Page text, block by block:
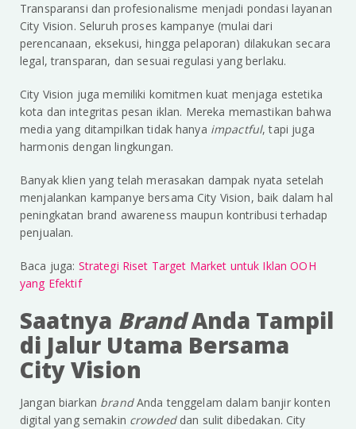
Transparansi dan profesionalisme menjadi pondasi layanan
City Vision. Seluruh proses kampanye (mulai dari
perencanaan, eksekusi, hingga pelaporan) dilakukan secara
legal, transparan, dan sesuai regulasi yang berlaku.
City Vision juga memiliki komitmen kuat menjaga estetika
kota dan integritas pesan iklan. Mereka memastikan bahwa
media yang ditampilkan tidak hanya impactful, tapi juga
harmonis dengan lingkungan.
Banyak klien yang telah merasakan dampak nyata setelah
menjalankan kampanye bersama City Vision, baik dalam hal
peningkatan brand awareness maupun kontribusi terhadap
penjualan.
Baca juga: Strategi Riset Target Market untuk Iklan OOH
yang Efektif
Saatnya BrandAnda Tampil
di Jalur Utama Bersama
City Vision
Jangan biarkan brandAnda tenggelam dalam banjir konten
digital yang semakin crowded dan sulit dibedakan. City